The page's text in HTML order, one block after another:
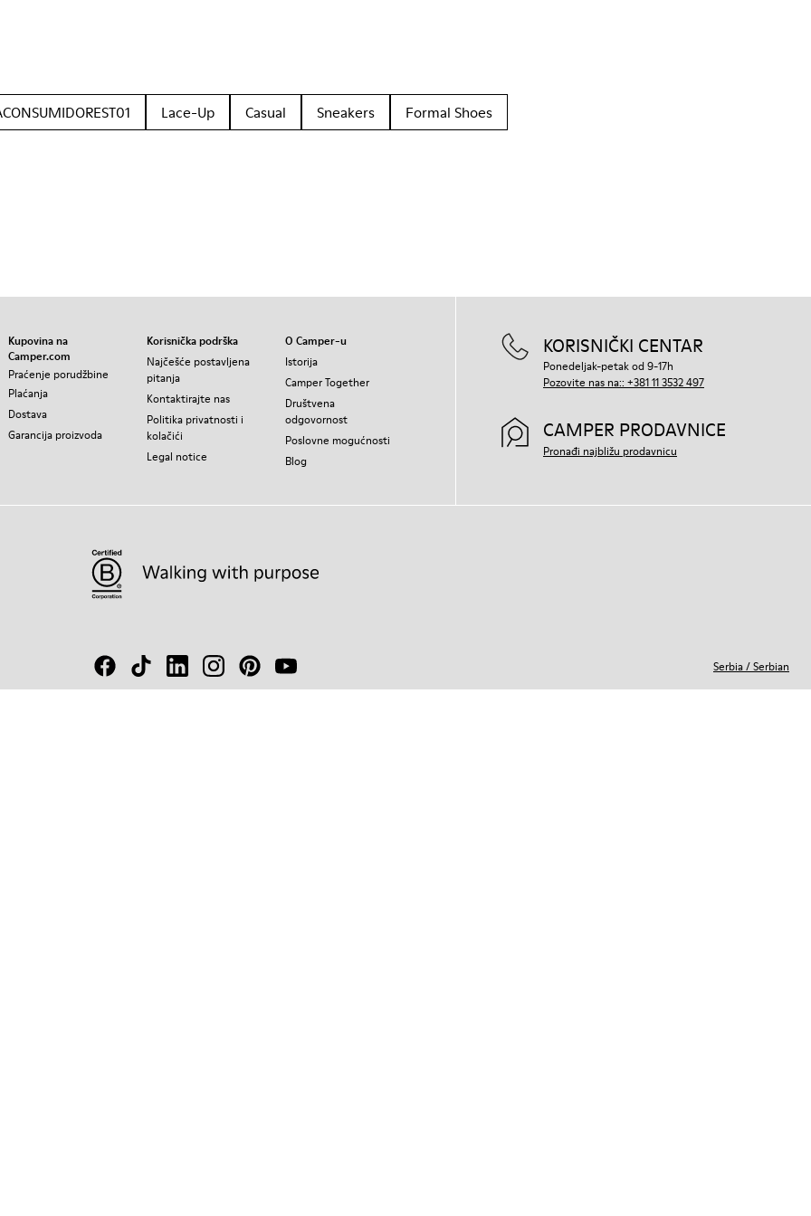
Lace-Up Casual Sneakers Formal Shoes
Kupovina na
Camper.com
Praćenje porudžbine
Plaćanja
Dostava
Garancija proizvoda
Korisnička podrška
Najčešće postavljena
pitanja
Kontaktirajte nas
Politika privatnosti i
kolačići
Legal notice
O Camper-u
Istorija
Camper Together
Društvena
odgovornost
Poslovne mogućnosti
Blog
KORISNIČKI CENTAR
Ponedeljak-petak od 9-17h
Pozovite nas na:: +381 11 3532 497
CAMPER PRODAVNICE
Pronađi najbližu prodavnicu
Serbia/Serbian